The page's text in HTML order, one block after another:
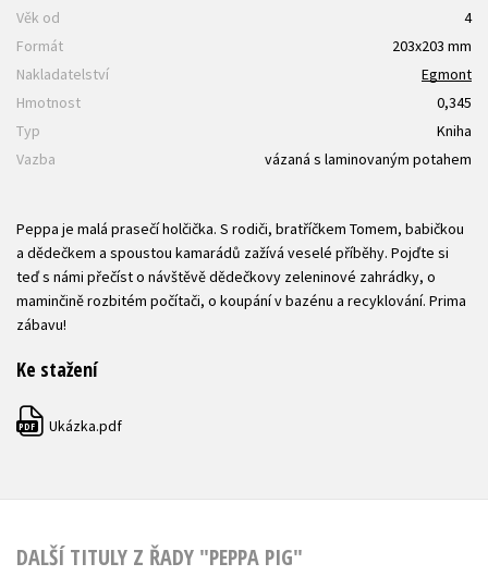
Věk od
4
Formát
203x203 mm
Nakladatelství
Egmont
Hmotnost
0,345
Typ
Kniha
Vazba
vázaná s laminovaným potahem
Peppa je malá prasečí holčička. S rodiči, bratříčkem Tomem, babičkou
a dědečkem a spoustou kamarádů zažívá veselé příběhy. Pojďte si
teď s námi přečíst o návštěvě dědečkovy zeleninové zahrádky, o
maminčině rozbitém počítači, o koupání v bazénu a recyklování. Prima
zábavu!
Ke stažení
PDF Ukázka.pdf
DALŠÍ TITULY Z ŘADY "PEPPA PIG"